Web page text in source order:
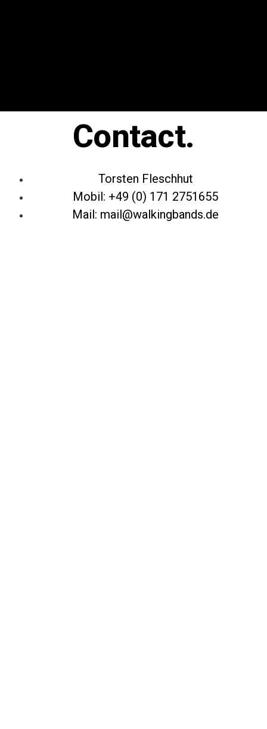
Contact.
Torsten Fleschhut
Mobil: +49 (0) 171 2751655
Mail: mail@walkingbands.de